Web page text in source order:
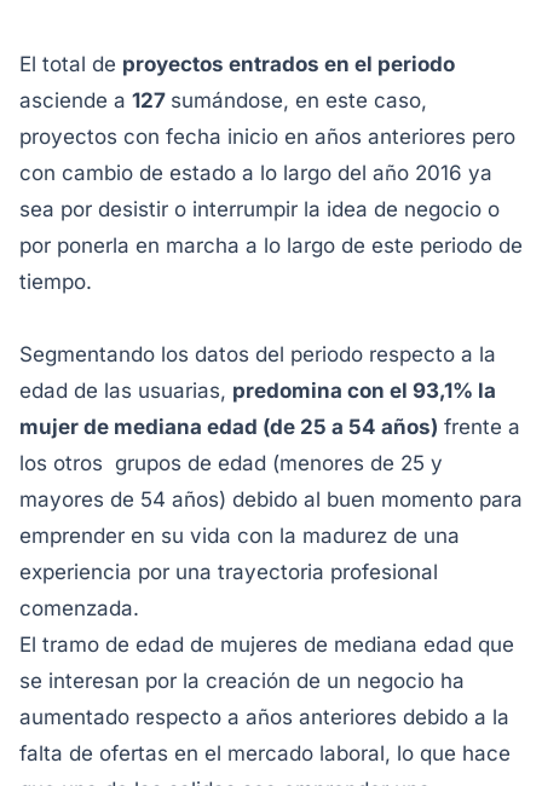
El total de proyectos entrados en el periodo
asciende a 127 sumándose, en este caso,
proyectos con fecha inicio en años anteriores pero
con cambio de estado a lo largo del año 2016 ya
sea por desistir o interrumpir la idea de negocio o
por ponerla en marcha a lo largo de este periodo de
tiempo.
Segmentando los datos del periodo respecto a la
edad de las usuarias, predomina con el 93,1% la
mujer de mediana edad (de 25 a 54 años) frente a
los otros grupos de edad (menores de 25 y
mayores de 54 años) debido al buen momento para
emprender en su vida con la madurez de una
experiencia por una trayectoria profesional
comenzada.
El tramo de edad de mujeres de mediana edad que
se interesan por la creación de un negocio ha
aumentado respecto a años anteriores debido a la
falta de ofertas en el mercado laboral, lo que hace